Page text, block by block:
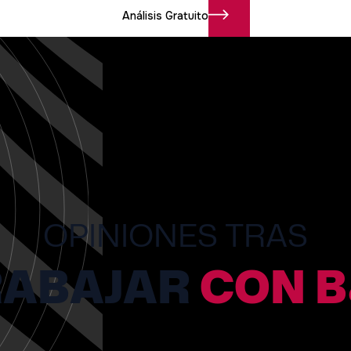
Análisis Gratuito
OPINIONES TRAS
CON